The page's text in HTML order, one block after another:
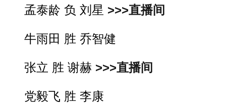
孟泰龄 负 刘星 >>>直播间
牛雨田 胜 乔智健
张立 胜 谢赫 >>>直播间
党毅飞 胜 李康